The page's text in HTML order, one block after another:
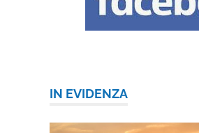
IN EVIDENZA